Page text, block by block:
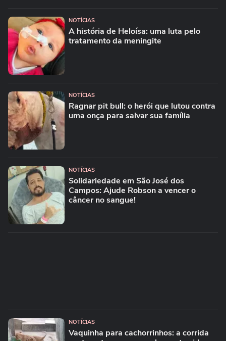
NOTÍCIAS
A história de Heloísa: uma luta pelo
tratamento da meningite
NOTÍCIAS
Ragnar pit bull: o herói que lutou contra
uma onça para salvar sua família
NOTÍCIAS
Solidariedade em São José dos
Campos: Ajude Robson a vencer o
câncer no sangue!
NOTÍCIAS
Vaquinha para cachorrinhos: a corrida